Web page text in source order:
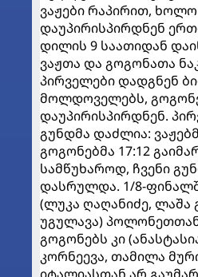
ვაჟები რაპირით,
დაუპირისპირდნენ
დილის 9 საათიდან
ვაჟთა და გოგონათა
პირველები დადგნენ
მოლდოველებს,
დაუპირისპირდნენ.
გუნდმა დაძლია:
გოგონებმა 17:12
სამწუხაროდ, ჩვენი
დასრულდა. 1/8-
(ლუკა ღაღანიძე,
უგულავა)
გოგონებს კი
კორნეევა, თამილა